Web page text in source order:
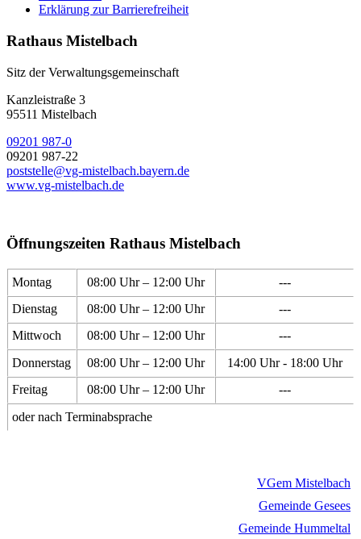
Erklärung zur Barrierefreiheit
Rathaus Mistelbach
Sitz der Verwaltungsgemeinschaft
Kanzleistraße 3
95511 Mistelbach
09201 987-0
09201 987-22
poststelle@vg-mistelbach.bayern.de
www.vg-mistelbach.de
Öffnungszeiten Rathaus Mistelbach
Montag 08:00 Uhr – 12:00 Uhr
---
Dienstag
08:00 Uhr – 12:00 Uhr
---
Mittwoch
08:00 Uhr – 12:00 Uhr
---
Donnerstag
08:00 Uhr – 12:00 Uhr
14:00 Uhr - 18:00 Uhr
Freitag
08:00 Uhr – 12:00 Uhr
---
oder nach Terminabsprache
VGem Mistelbach
Gemeinde Gesees
Gemeinde Hummeltal